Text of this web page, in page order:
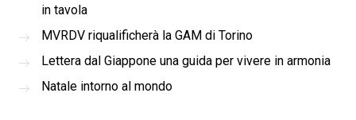
in tavola
MVRDV riqualificherà la GAM di Torino
Lettera dal Giappone una guida per vivere in armonia
Natale intorno al mondo